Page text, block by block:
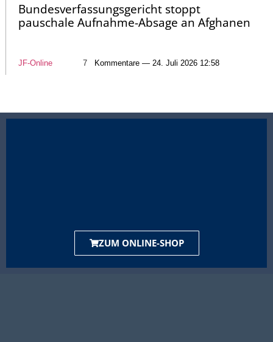
Bundesverfassungsgericht stoppt
pauschale Aufnahme-Absage an Afghanen
JF-Online 7 Kommentare — 24. Juli 2026 12:58
ZUM ONLINE-SHOP